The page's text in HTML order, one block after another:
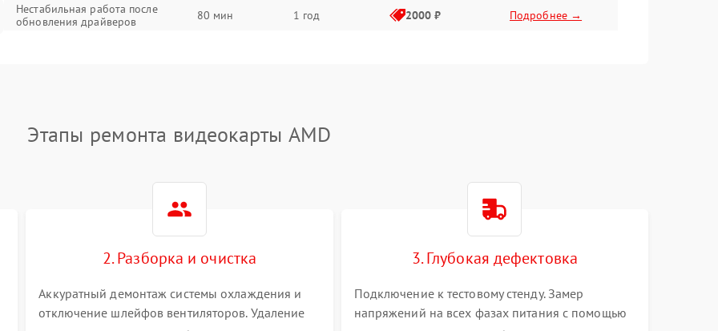
Нестабильная работа после
обновления драйверов
80 мин 1 год 2000 ₽ Подробнее →
Этапы ремонта видеокарты AMD
2. Разборка и очистка
Аккуратный демонтаж системы охлаждения и
отключение шлейфов вентиляторов. Удаление
3. Глубокая дефектовка
Подключение к тестовому стенду. Замер
напряжений на всех фазах питания с помощью